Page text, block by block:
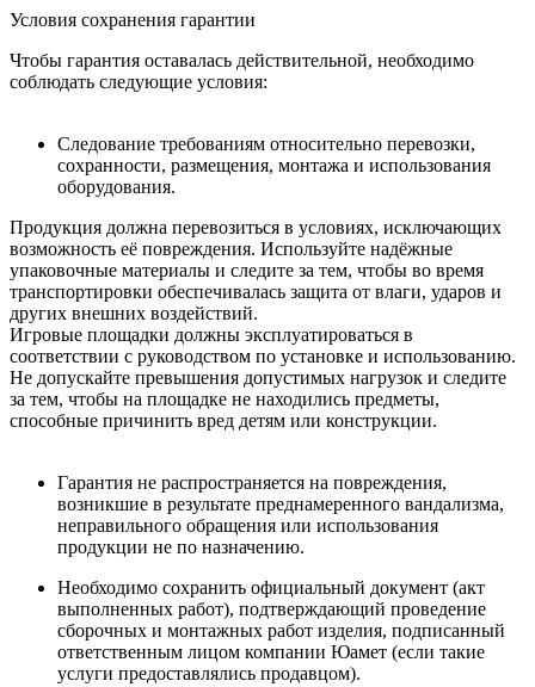
Условия сохранения гарантии
Чтобы гарантия оставалась действительной, необходимо
соблюдать следующие условия:
Следование требованиям относительно перевозки,
сохранности, размещения, монтажа и использования
оборудования.
Продукция должна перевозиться в условиях, исключающих
возможность её повреждения. Используйте надёжные
упаковочные материалы и следите за тем, чтобы во время
транспортировки обеспечивалась защита от влаги, ударов и
других внешних воздействий.
Игровые площадки должны эксплуатироваться в
соответствии с руководством по установке и использованию.
Не допускайте превышения допустимых нагрузок и следите
за тем, чтобы на площадке не находились предметы,
способные причинить вред детям или конструкции.
Гарантия не распространяется на повреждения,
возникшие в результате преднамеренного вандализма,
неправильного обращения или использования
продукции не по назначению.
Необходимо сохранить официальный документ (акт
выполненных работ), подтверждающий проведение
сборочных и монтажных работ изделия, подписанный
ответственным лицом компании Юамет (если такие
услуги предоставлялись продавцом).